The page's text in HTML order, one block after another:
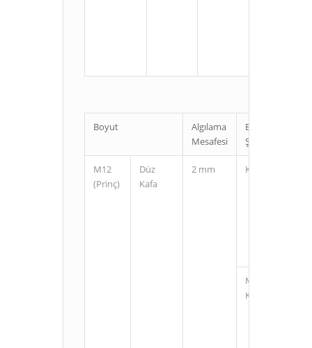
Boyut
Algılama
Mesafesi
Bağlantı
Şekli
M12
(Prinç)
Düz
Kafa
2 mm Kablolu
M12
Konnektörlü